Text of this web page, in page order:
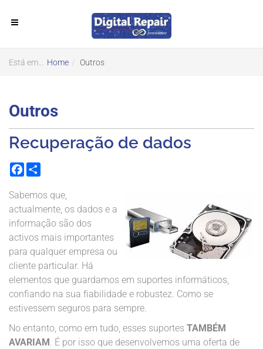
Está em... Home Outros
Outros
Recuperação de dados
Facebook
Sabemos que,
actualmente, os dados e a
informação são dos
activos mais importantes
para qualquer empresa ou
cliente particular. Há
elementos que guardamos em suportes informáticos,
confiando na sua fiabilidade e robustez. Como se
estivessem seguros para sempre.
No entanto, como em tudo, esses suportes TAMBÉM
AVARIAM . É por isso que desenvolvemos uma oferta de